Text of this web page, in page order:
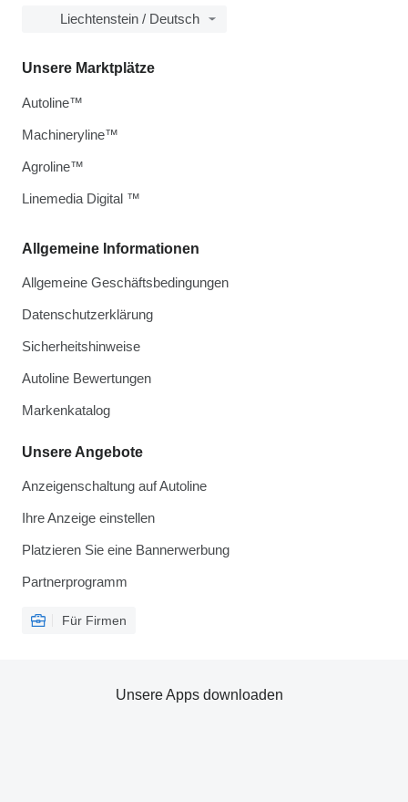
Liechtenstein / Deutsch
Allgemeine Informationen
Allgemeine Geschäftsbedingungen
Datenschutzerklärung
Sicherheitshinweise
Autoline Bewertungen
Markenkatalog
Unsere Angebote
Anzeigenschaltung auf Autoline
Ihre Anzeige einstellen
Platzieren Sie eine Bannerwerbung
Partnerprogramm
Für Firmen
Unsere Marktplätze
Autoline™
Machineryline™
Agroline™
Linemedia Digital ™
Unsere Apps downloaden